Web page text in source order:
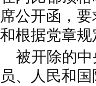
席公开函，
和根据党章规
被开除的中
员、人民和